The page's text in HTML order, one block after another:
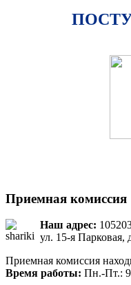
Приемная комиссия
Наш адрес:
ул. 15-я Парковая,
Приемная комиссия
Время работы: Пн.-Пт.: